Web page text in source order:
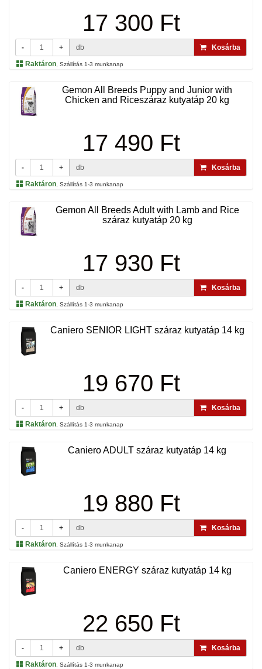
17 300 Ft
- + db
Kosárba
Raktáron , Szállítás 1-3 munkanap
Gemon All Breeds Puppy and Junior with
Chicken and Riceszáraz kutyatáp 20 kg
17 490 Ft
- + db
Kosárba
Raktáron , Szállítás 1-3 munkanap
Gemon All Breeds Adult with Lamb and Rice
száraz kutyatáp 20 kg
17 930 Ft
- + db
Kosárba
Raktáron , Szállítás 1-3 munkanap
Caniero SENIOR LIGHT száraz kutyatáp 14 kg
19 670 Ft
- + db
Kosárba
Raktáron , Szállítás 1-3 munkanap
Caniero ADULT száraz kutyatáp 14 kg
19 880 Ft
- + db
Kosárba
Raktáron , Szállítás 1-3 munkanap
Caniero ENERGY száraz kutyatáp 14 kg
22 650 Ft
- + db
Kosárba
Raktáron , Szállítás 1-3 munkanap